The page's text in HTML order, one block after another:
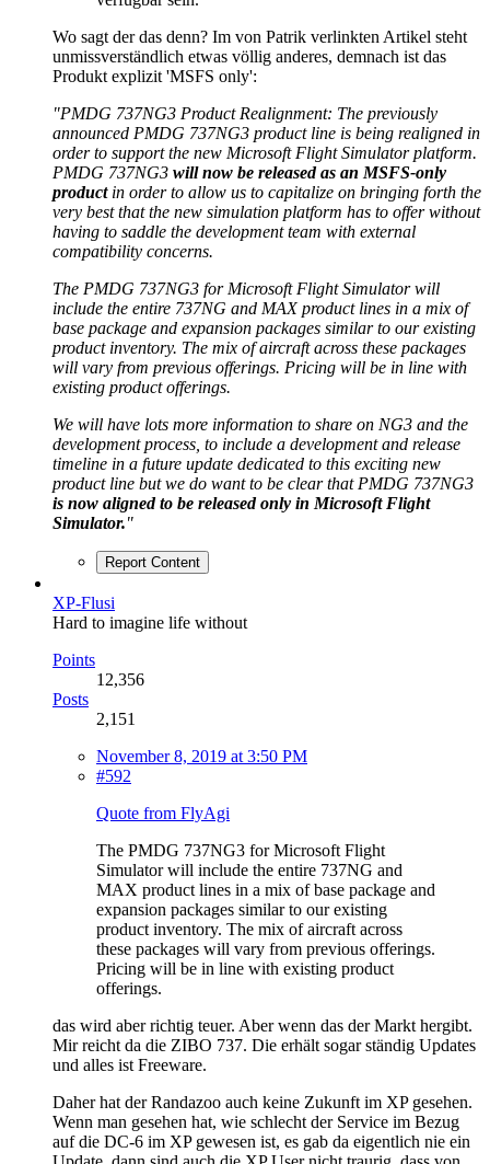
Wo sagt der das denn? Im von Patrik verlinkten Artikel steht
unmissverständlich etwas völlig anderes, demnach ist das
Produkt explizit 'MSFS only':
"PMDG 737NG3 Product Realignment: The previously
announced PMDG 737NG3 product line is being realigned in
order to support the new Microsoft Flight Simulator platform.
PMDG 737NG3 will now be released as an MSFS-only
productin order to allow us to capitalize on bringing forth the
very best that the new simulation platform has to offer without
having to saddle the development team with external
compatibility concerns.
The PMDG 737NG3 for Microsoft Flight Simulator will
include the entire 737NG and MAX product lines in a mix of
base package and expansion packages similar to our existing
product inventory. The mix of aircraft across these packages
will vary from previous offerings. Pricing will be in line with
existing product offerings.
We will have lots more information to share on NG3 and the
development process, to include a development and release
timeline in a future update dedicated to this exciting new
product line but we do want to be clear that PMDG 737NG3
is now aligned to be released only in Microsoft Flight
Simulator."
Report Content
XP-Flusi
Hard to imagine life without
Points
12,356
Posts
2,151
November 8, 2019 at 3:50 PM
#592
Quote from FlyAgi
The PMDG 737NG3 for Microsoft Flight
Simulator will include the entire 737NG and
MAX product lines in a mix of base package and
expansion packages similar to our existing
product inventory. The mix of aircraft across
these packages will vary from previous offerings.
Pricing will be in line with existing product
offerings.
das wird aber richtig teuer. Aber wenn das der Markt hergibt.
Mir reicht da die ZIBO 737. Die erhält sogar ständig Updates
und alles ist Freeware.
Daher hat der Randazoo auch keine Zukunft im XP gesehen.
Wenn man gesehen hat, wie schlecht der Service im Bezug
auf die DC-6 im XP gewesen ist, es gab da eigentlich nie ein